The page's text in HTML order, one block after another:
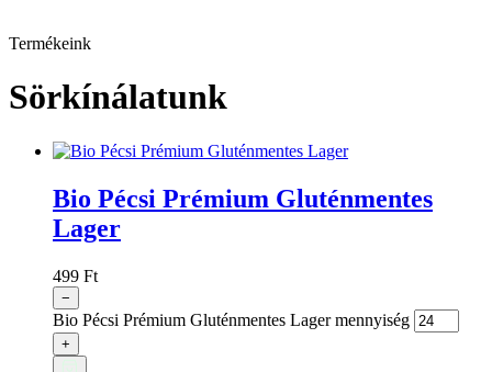
Termékeink
Sörkínálatunk
Bio Pécsi Prémium Gluténmentes
Lager
499 Ft
−
Bio Pécsi Prémium Gluténmentes Lager mennyiség
+